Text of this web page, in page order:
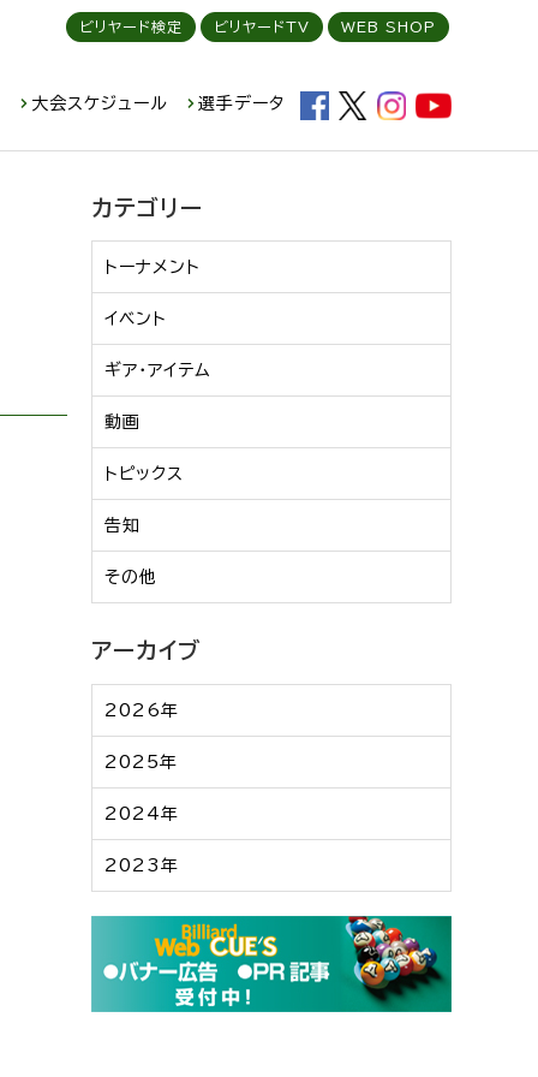
大会スケジュール 選手データ
ビリヤード検定 ビリヤードTV WEB SHOP
カテゴリー
トーナメント
イベント
ギア・アイテム
動画
トピックス
告知
その他
アーカイブ
2026年
2025年
2024年
2023年